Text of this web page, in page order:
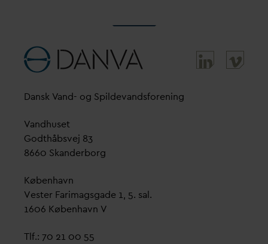
Dansk Vand- og Spildevandsforening
Vandhuset
Godthåbsvej 83
8660 Skanderborg
København
Vester Farimagsgade 1, 5. sal.
1606 København V
Tlf.: 70 21 00 55